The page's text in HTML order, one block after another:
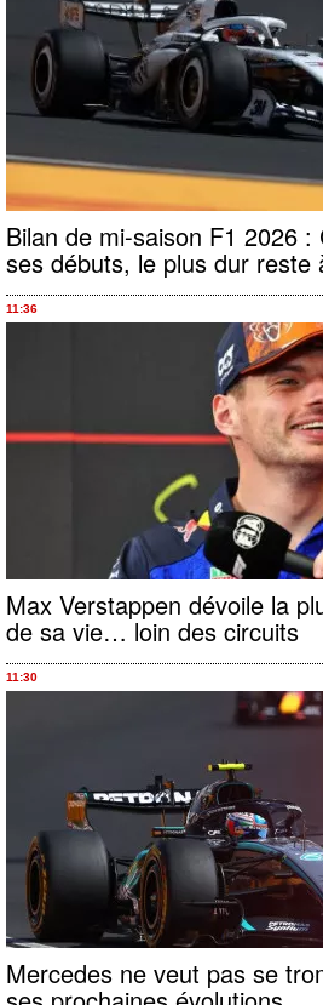
Bilan de mi-saison F1 2026 :
ses débuts, le plus dur reste
11:36
Max Verstappen dévoile la
de sa vie… loin des circuits
11:30
Mercedes ne veut pas se